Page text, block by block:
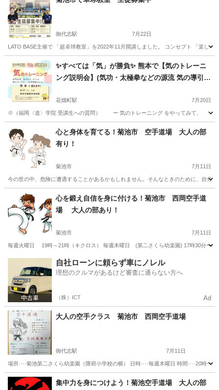
御代志駅 7月22日
LATO BASE主催で 「超卓球教室」を2022年11月開講しました。 コンセプト 「楽し
熊本 菊池市 御代志駅 卓球 BASE
✨すべては「気」が勝負✨ 熊本で【気のトレーニ
ング説明会】(気功・太極拳などの源流 気の導引術
花畑町駅 7月20日
💠（福岡〈道〉学院 受講生への質問） ー 気のトレーニング をやってみて、 ど
熊本 花畑町駅 気功 導引術
心と身体を育てる！菊池市 空手道場 大人の部
有り！
菊池市 7月11日
今の世の中、危険に遭遇することがあるかもしれません。そんなときのために、自分
空手/他格闘技 西岡
心を鍛え自信を身に付ける！菊池市 西岡空手道
場 大人の部あり！
菊池市 7月11日
毎週火曜日 19時～21時（キクロス） 毎週木曜日 (第二さくら幼楽園) 17時30分〜18
スポーツ 西岡
自社ローンに頼らず車にノレル
理想のクルマがあるけど審査に通らない方へ
（株）ICT Ad
大人の空手クラス 菊池市 西岡空手道場
御代志駅 7月11日
場所····菊池第二さくら幼楽園（隈府小学校の横） 日時····毎週木曜日 時間····20時
熊本 菊池市 御代志駅 空手/他格闘技 西岡
集中力を身につけよう！菊池空手道場 大人の部